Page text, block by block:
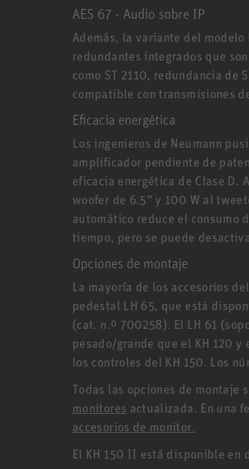
AES 67 - Audio sobre IP
Además, la variante del modelo
redundantes integrados que
como ST 2110, redundancia de
compatible con transmisiones
Eficacia energética
Los ingenieros de Neumann
amplificador pendiente de
eficacia energética de Clase D.
woofer de 6.5” y 100 W al
automático reduce el consumo
tiempo, pero se puede
Opciones de montaje
La mayoría de los accesorios
pedestal LH 65, que está
(cat. n.º 700258). El LH 61
pesado/grande que el KH 120
los controles del KH 150. Los
Todas las opciones de montaje
monitores actualizada. En una
accesorios de monitor.
El KH 150 II está disponible en